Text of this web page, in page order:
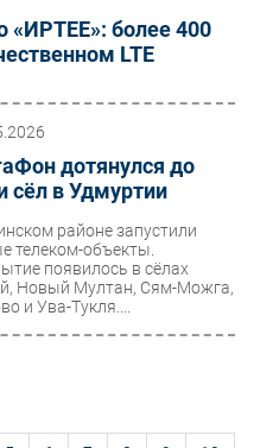
«ИРТЕЕ»: более 400
LTE
дотянулся до
сёл в Удмуртии
районе запустили
телеком-объекты.
появилось в сёлах
Новый Мултан, Сям-Можга,
и Ува-Тукля....